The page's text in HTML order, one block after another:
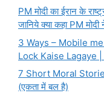
PM मोदी का ईरान के
जानिये क्या कहा PM मोदी
3 Ways – Mobile
Lock Kaise Lagaye
7 Short Moral
(एकता में बल है)